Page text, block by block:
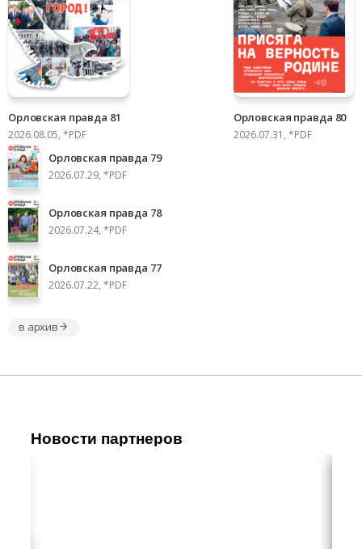
Орловская правда 81
2026.08.05, *PDF
Орловская правда 80
2026.07.31, *PDF
Орловская правда 79
2026.07.29, *PDF
Орловская правда 78
2026.07.24, *PDF
Орловская правда 77
2026.07.22, *PDF
в архив
Новости партнеров